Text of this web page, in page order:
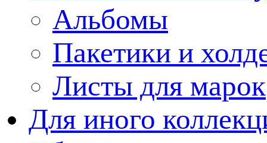
Альбомы
Пакетики и
Листы для марок
Для иного